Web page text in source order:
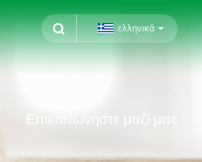
ελληνικά
Επικοινωνήστε μαζί μας